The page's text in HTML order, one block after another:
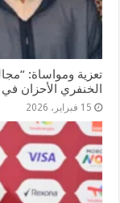
تعزية ومواساة:
الخنفري الأحزان
15 فبراير، 2026